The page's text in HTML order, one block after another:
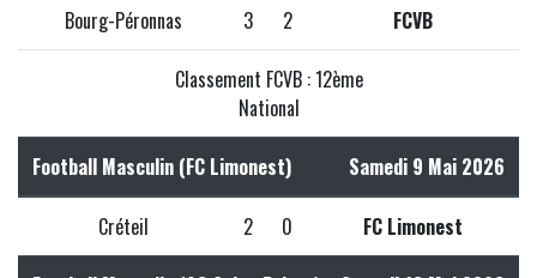
Bourg-Péronnas 3 2 FCVB
Classement FCVB : 12ème
National
Football Masculin (FC Limonest) Samedi 9 Mai 2026
Créteil 2 0 FC Limonest